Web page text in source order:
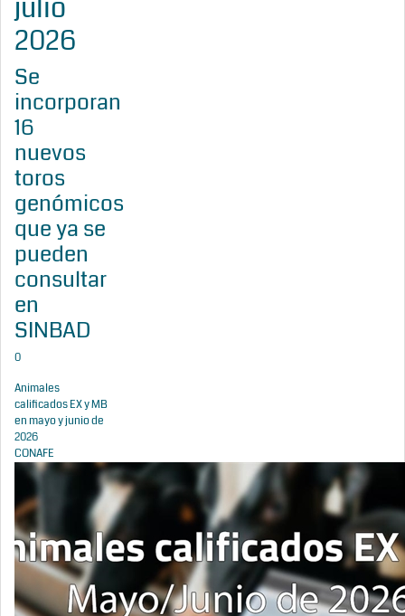
julio
2026
Se
incorporan
16
nuevos
toros
genómicos
que ya se
pueden
consultar
en
SINBAD
0
Animales
calificados EX y MB
en mayo y junio de
2026
CONAFE